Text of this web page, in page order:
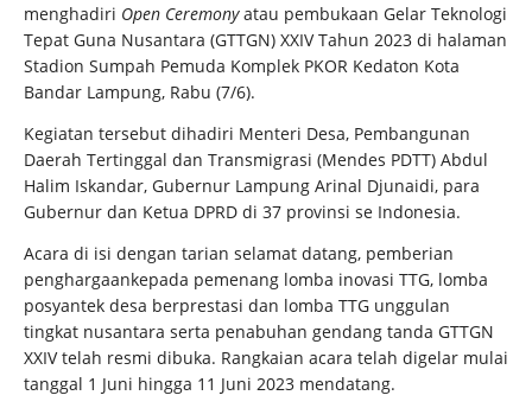
menghadiri Open Ceremonyatau pembukaan Gelar Teknologi
Tepat Guna Nusantara (GTTGN) XXIV Tahun 2023 di halaman
Stadion Sumpah Pemuda Komplek PKOR Kedaton Kota
Bandar Lampung, Rabu (7/6).
Kegiatan tersebut dihadiri Menteri Desa, Pembangunan
Daerah Tertinggal dan Transmigrasi (Mendes PDTT) Abdul
Halim Iskandar, Gubernur Lampung Arinal Djunaidi, para
Gubernur dan Ketua DPRD di 37 provinsi se Indonesia.
Acara di isi dengan tarian selamat datang, pemberian
penghargaankepada pemenang lomba inovasi TTG, lomba
posyantek desa berprestasi dan lomba TTG unggulan
tingkat nusantara serta penabuhan gendang tanda GTTGN
XXIV telah resmi dibuka. Rangkaian acara telah digelar mulai
tanggal 1 Juni hingga 11 Juni 2023 mendatang.